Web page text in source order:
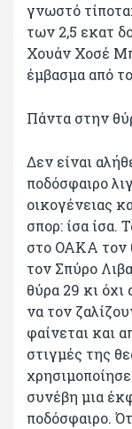
γνωστό
των 2,5 εκατ
Χουάν Χοσέ
έμβασμα από
Πάντα στην
Δεν είναι
ποδόσφαιρο
οικογένειας
σπορ: ίσα ίσα.
στο ΟΑΚΑ τον
τον Σπύρο
θύρα 29 κι όχι
να τον
φαίνεται και
στιγμές της
συνέβη μια
ποδόσφαιρο.